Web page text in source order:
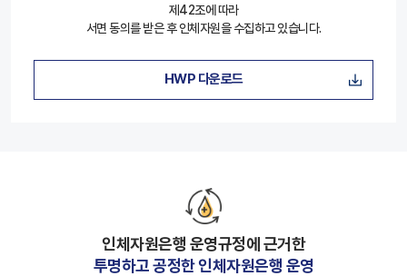
제42조에 따라
서면 동의를 받은 후 인체자원을 수집하고 있습니다.
HWP 다운로드
인체자원은행 운영규정에 근거한
투명하고 공정한 인체자원은행 운영